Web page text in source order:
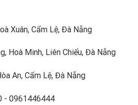
Xuân, Cẩm Lệ, Đà Nẵng
Hoà Minh, Liên Chiểu, Đà Nẵng
An, Cẩm Lệ, Đà Nẵng
- 0961446444